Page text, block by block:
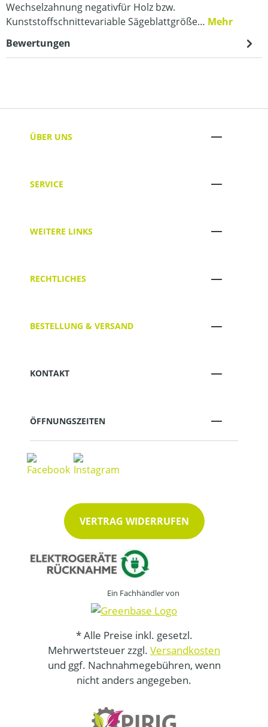
Wechselzahnung negativfür Holz bzw.
Kunststoffschnittevariable Sägeblattgröße… Mehr
Bewertungen
ÜBER UNS
SERVICE
WEITERE LINKS
RECHTLICHES
BESTELLUNG & VERSAND
KONTAKT
ÖFFNUNGSZEITEN
VERTRAG WIDERRUFEN
Ein Fachhändler von
* Alle Preise inkl. gesetzl.
Mehrwertsteuer zzgl. Versandkosten
und ggf. Nachnahmegebühren, wenn
nicht anders angegeben.